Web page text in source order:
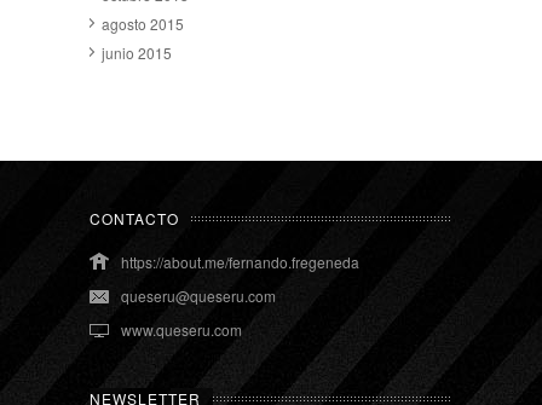
agosto 2015
junio 2015
CONTACTO
https://about.me/fernando.fregeneda
queseru@queseru.com
www.queseru.com
NEWSLETTER